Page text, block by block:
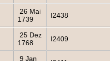
26 Mai
1739
I2438
25 Dez
1768
I2409
9 Jan